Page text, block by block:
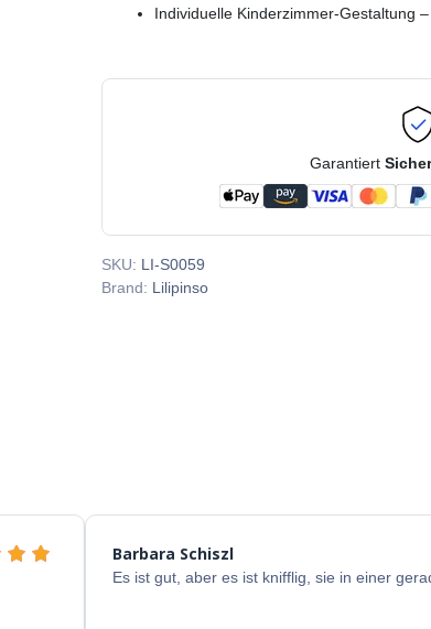
Individuelle Kinderzimmer-Gestaltung
Garantiert
SKU: LI-S0059
Brand: Lilipinso
Barbara Schiszl
Es ist gut, aber es ist knifflig, sie in einer